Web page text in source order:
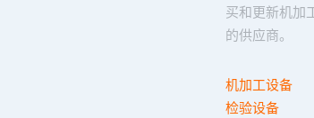
买和更新机加
的供应商。
机加工设备
检验设备